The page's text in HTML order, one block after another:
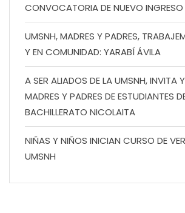
CONVOCATORIA DE NUEVO INGRESO
UMSNH, MADRES Y PADRES,
Y EN COMUNIDAD: YARABÍ ÁVILA
A SER ALIADOS DE LA UMSNH, INVITA
MADRES Y PADRES DE ESTUDIANTES
BACHILLERATO NICOLAITA
NIÑAS Y NIÑOS INICIAN CURSO DE
UMSNH